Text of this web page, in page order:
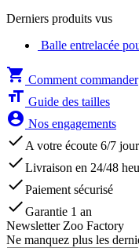
Derniers produits vus
Balle entrelacée
shopping_cart Comment commander
format_size Guide des tailles
account_circle Nos engagements
doneA votre écoute 6/7
doneLivraison en 24/48
donePaiement sécurisé
doneGarantie 1 an
Newsletter Zoo Factory
Ne manquez plus les